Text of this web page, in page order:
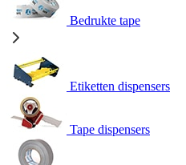
Bedrukte tape
Etiketten dispensers
Tape dispensers